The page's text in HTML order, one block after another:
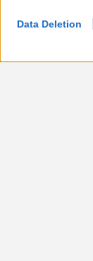
Data Deletion